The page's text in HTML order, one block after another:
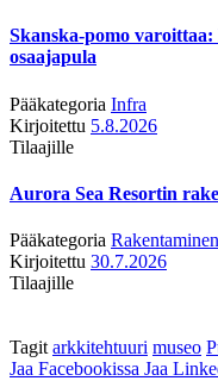
Skanska-pomo
osaajapula
Pääkategoria Infra
Kirjoitettu 5.8.2026
Tilaajille
Aurora Sea Resortin
Pääkategoria Rakentaminen
Kirjoitettu 30.7.2026
Tilaajille
Tagit arkkitehtuuri museo
Jaa Facebookissa Jaa